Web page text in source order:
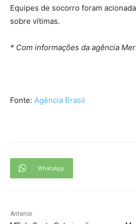
Equipes de socorro foram
sobre vítimas.
* Com informações da agência
Fonte: Agência Brasil
WhatsApp
Anterior